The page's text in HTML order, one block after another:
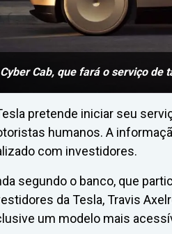
Cyber Cab, que fará o serviço de
pretende iniciar seu
humanos. A
com investidores.
segundo o banco, que
da Tesla, Travis
um modelo mais